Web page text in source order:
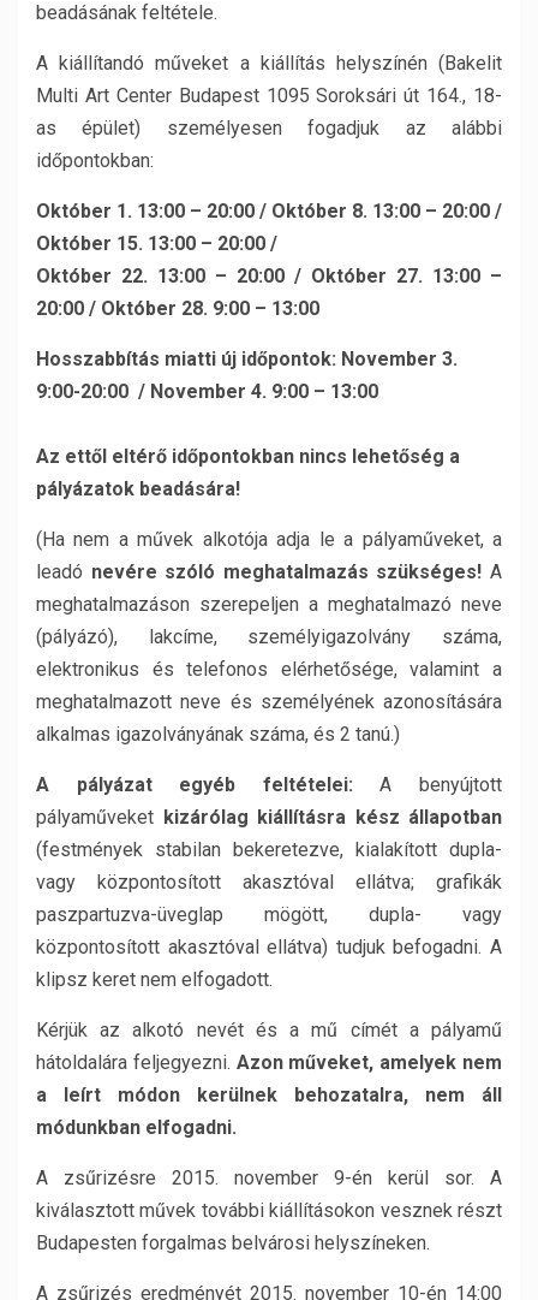
beadásának feltétele.
A kiállítandó műveket a kiállítás helyszínén (Bakelit
Multi Art Center Budapest 1095 Soroksári út 164., 18-
as épület) személyesen fogadjuk az alábbi
időpontokban:
Október 1. 13:00 – 20:00 / Október 8. 13:00 – 20:00 /
Október 15. 13:00 – 20:00 /
Október 22. 13:00 – 20:00 / Október 27. 13:00 –
20:00 / Október 28. 9:00 – 13:00
Hosszabbítás miatti új időpontok: November 3.
9:00-20:00 / November 4. 9:00 – 13:00
Az ettől eltérő időpontokban nincs lehetőség a
pályázatok beadására!
(Ha nem a művek alkotója adja le a pályaműveket, a
leadó nevére szóló meghatalmazás szükséges!A
meghatalmazáson szerepeljen a meghatalmazó neve
(pályázó), lakcíme, személyigazolvány száma,
elektronikus és telefonos elérhetősége, valamint a
meghatalmazott neve és személyének azonosítására
alkalmas igazolványának száma, és 2 tanú.)
A pályázat egyéb feltételei:A benyújtott
pályaműveket kizárólag kiállításra kész állapotban
(festmények stabilan bekeretezve, kialakított dupla-
vagy központosított akasztóval ellátva; grafikák
paszpartuzva-üveglap mögött, dupla- vagy
központosított akasztóval ellátva) tudjuk befogadni. A
klipsz keret nem elfogadott.
Kérjük az alkotó nevét és a mű címét a pályamű
hátoldalára feljegyezni. Azon műveket, amelyek nem
a leírt módon kerülnek behozatalra, nem áll
módunkban elfogadni.
A zsűrizésre 2015. november 9-én kerül sor. A
kiválasztott művek további kiállításokon vesznek részt
Budapesten forgalmas belvárosi helyszíneken.
A zsűrizés eredményét 2015. november 10-én 14:00